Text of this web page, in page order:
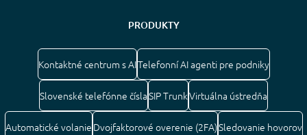
PRODUKTY
Kontaktné centrum s AITelefonní AI agenti pre podniky
Slovenské telefónne číslaSIP TrunkVirtuálna ústredňa
Automatické volanie Dvojfaktorové overenie (2FA)Sledovanie hovorov